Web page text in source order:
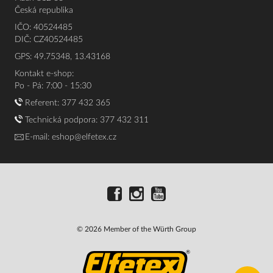
Česká republika
IČO: 40524485
DIČ: CZ40524485
GPS: 49.75348, 13.43168
Kontakt e-shop:
Po - Pá: 7:00 - 15:30
Referent: 377 432 365
Technická podpora: 377 432 311
E-mail: eshop@elfetex.cz
© 2026 Member of the Würth Group